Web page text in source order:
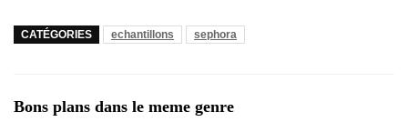
CATÉGORIES echantillons sephora
Bons plans dans le meme genre